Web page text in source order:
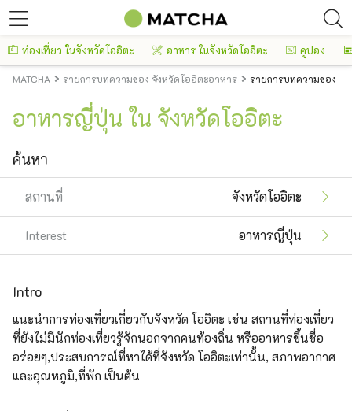
ท่องเที่ยว ในจังหวัดโออิตะ อาหาร ในจังหวัดโออิตะ คูปอง
MATCHA รายการบทความของ จังหวัดโออิตะอาหาร รายการบทความของ จั
อาหารญี่ปุ่น ใน จังหวัดโออิตะ
ค้นหา
สถานที่ จังหวัดโออิตะ
Interest อาหารญี่ปุ่น
Intro
แนะนำการท่องเที่ยวเกี่ยวกับจังหวัด โออิตะ เช่น สถานที่ท่องเที่ยว
ที่ยังไม่มีนักท่องเที่ยวรู้จักนอกจากคนท้องถิ่น หรืออาหารขึ้นชื่อ
อร่อยๆ,ประสบการณ์ที่หาได้ที่จังหวัด โออิตะเท่านั้น, สภาพอากาศ
และอุณหภูมิ,ที่พัก เป็นต้น